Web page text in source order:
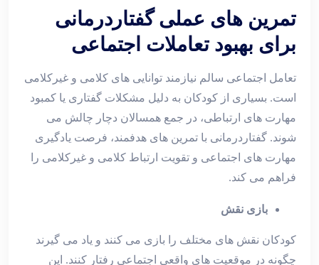
تمرین ‌های عملی گفتاردرمانی
برای بهبود تعاملات اجتماعی
تعامل اجتماعی سالم نیازمند توانایی‌ های کلامی و غیرکلامی
است. بسیاری از کودکان به دلیل مشکلات گفتاری یا کمبود
مهارت ‌های ارتباطی، در جمع همسالان دچار چالش می
‌شوند. گفتاردرمانی با تمرین‌ های هدفمند، فرصت یادگیری
مهارت ‌های اجتماعی و تقویت ارتباط کلامی و غیرکلامی را
فراهم می ‌کند.
بازی نقش
کودکان نقش‌ های مختلف را بازی می ‌کنند و یاد می‌ گیرند
چگونه در موقعیت‌ های واقعی اجتماعی رفتار کنند. این